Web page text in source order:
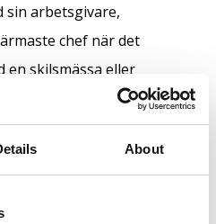
About
sin arbetsgivare,
chef när det
en skilsmässa eller
anställd förvänta sig
skäl, i en